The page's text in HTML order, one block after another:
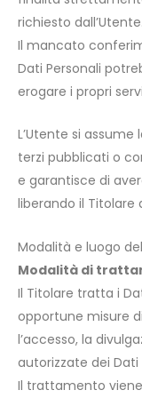
richiesto dall’Utente.
Il mancato
Dati Personali
erogare i propri
L’Utente si
terzi pubblicati o
e garantisce di
liberando il Titolare
Modalità e luogo
Modalità di
Il Titolare tratta i
opportune misure
l’accesso, la
autorizzate dei Dati
Il trattamento